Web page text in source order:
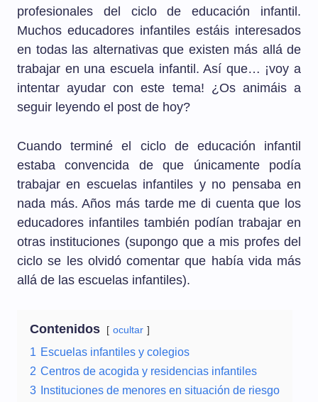
profesionales del ciclo de educación infantil.
Muchos educadores infantiles estáis interesados
en todas las alternativas que existen más allá de
trabajar en una escuela infantil. Así que… ¡voy a
intentar ayudar con este tema! ¿Os animáis a
seguir leyendo el post de hoy?
Cuando terminé el ciclo de educación infantil
estaba convencida de que únicamente podía
trabajar en escuelas infantiles y no pensaba en
nada más. Años más tarde me di cuenta que los
educadores infantiles también podían trabajar en
otras instituciones (supongo que a mis profes del
ciclo se les olvidó comentar que había vida más
allá de las escuelas infantiles).
Contenidos ocultar
1 Escuelas infantiles y colegios
2 Centros de acogida y residencias infantiles
3 Instituciones de menores en situación de riesgo